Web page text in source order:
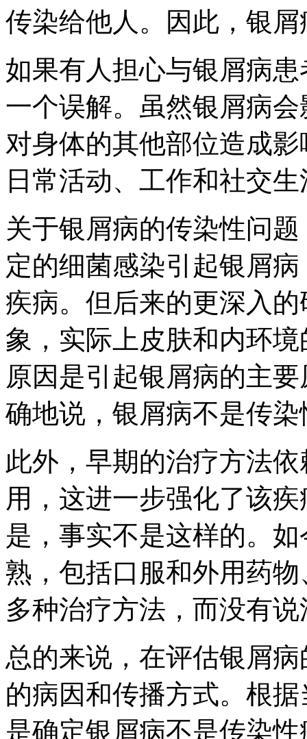
传染给他人。因此，银
如果有人担心与银屑病
一个误解。虽然银屑病
对身体的其他部位造成
日常活动、工作和社交生
关于银屑病的传染性问
定的细菌感染引起银屑
疾病。但后来的更深入
象，实际上皮肤和内环境
原因是引起银屑病的主
确地说，银屑病不是传
此外，早期的治疗方法
用，这进一步强化了该
是，事实不是这样的。
熟，包括口服和外用药
多种治疗方法，而没有
总的来说，在评估银屑
的病因和传播方式。根
是确定银屑病不是传染